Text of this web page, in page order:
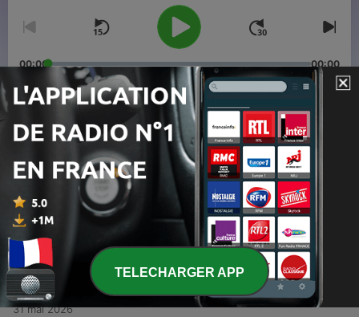
00:00 00:00
Épisodes
79 - La Marseillaise version 2026
78 - Faut-il se faire justice soi-même ? - La semaine de
Naïm #75
14 juin 2026
77 - "T'es candidat pour 2027 ?" - Questions pour
tonton #3
31 mai 2026
TELECHARGER APP